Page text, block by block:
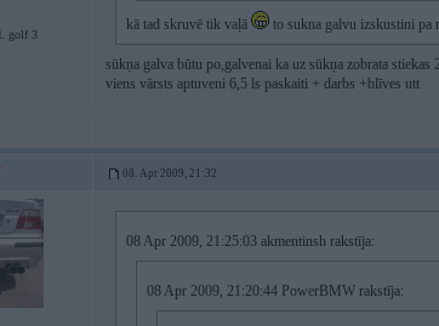
golf 3
kā tad skruvē tik vaļā to sukna galvu izskustini pa
sūkņa galva būtu po,galvenai ka uz sūkņa zobrata
viens vārsts aptuveni 6,5 ls paskaiti + darbs +blīves utt
08. Apr 2009, 21:32
08 Apr 2009, 21:25:03 akmentinsh rakstīja:
08 Apr 2009, 21:20:44 PowerBMW rakstīja: